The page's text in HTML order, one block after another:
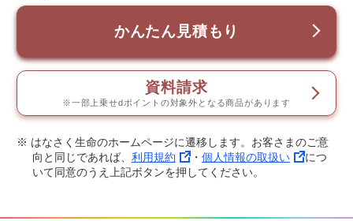
かんたん見積もり
資料請求
※一部上乗せdポイントの対象外となる商品があります
※ はなさく生命のホームページに遷移します。お客さまのご意
向と同じであれば、 利用規約 ・ 個人情報の取扱い
につ
いて同意のうえ上記ボタンを押してください。